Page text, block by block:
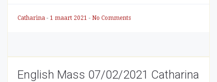
Catharina - 1 maart 2021 - No Comments
English Mass 07/02/2021 Catharina